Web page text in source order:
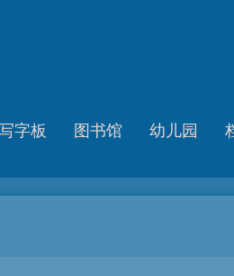
字板 图书馆 幼儿园